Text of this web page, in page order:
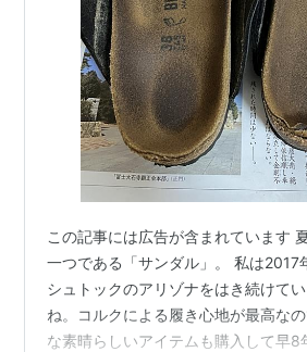
この記事には広告が含まれています
一つである「サンダル」。 私は2017
シュトックのアリゾナをはき続けて
ね。コルクによる履き心地が最高な
な素晴らしいアイテムも購入して早8